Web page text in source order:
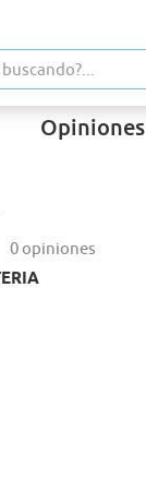
Opiniones
0 opiniones